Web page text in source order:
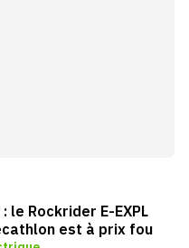
le Rockrider E-EXPL
est à prix fou